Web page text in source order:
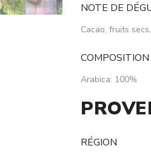
NOTE DE
Cacao, fruits
COMPOSITION
Arabica: 100%
RÉGION